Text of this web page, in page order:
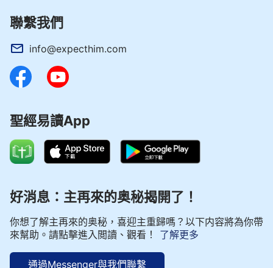
聯繫我們
info@expecthim.com
聖經易讀App
好消息：主再來的奥秘揭開了！
你想了解主再來的奥秘，喜迎主重歸嗎？以下内容將為你帶
來幫助。請點擊進入閲讀、觀看！
了解更多
通過Messenger與我們聯繫